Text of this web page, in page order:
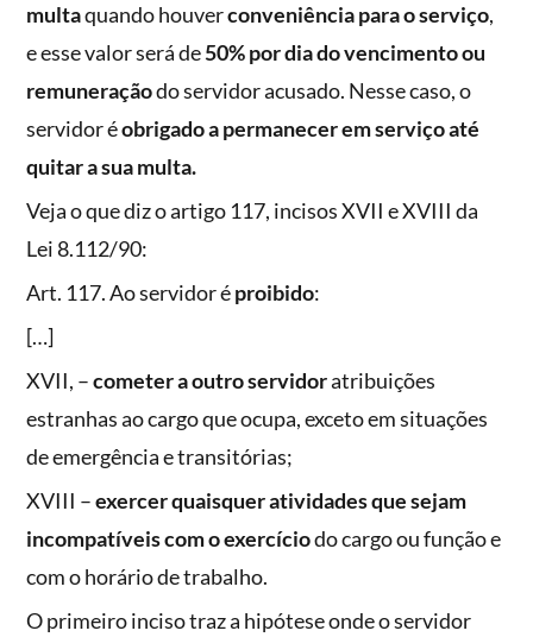
multaquando houverconveniência para o serviço,
e esse valor será de50% por dia do vencimento ou
remuneraçãodo servidor acusado. Nesse caso, o
servidor éobrigado a permanecer em serviço até
quitar a sua multa.
Veja o que diz o artigo 117, incisos XVII e XVIII da
Lei 8.112/90:
Art. 117. Ao servidor éproibido:
[…]
XVII, –cometer a outro servidoratribuições
estranhas ao cargo que ocupa, exceto em situações
de emergência e transitórias;
XVIII –exercer quaisquer atividades que sejam
incompatíveis com o exercíciodo cargo ou função e
com o horário de trabalho.
O primeiro inciso traz a hipótese onde o servidor